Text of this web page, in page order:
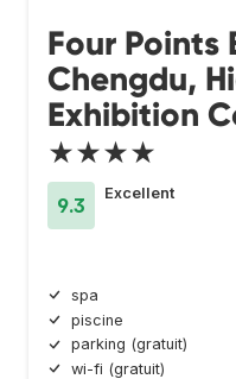
Four Points
Chengdu,
Exhibition
★★★★
9.3
Excellent
spa
piscine
parking (gratuit)
wi-fi (gratuit)